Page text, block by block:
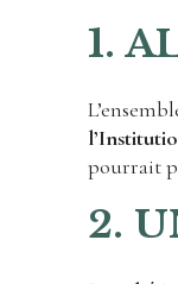
1.
pourrait
2.